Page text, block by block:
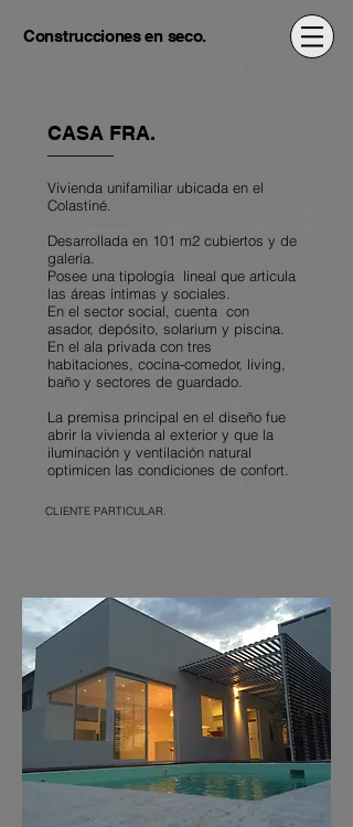
Construcciones en seco.
CASA FRA.
Vivienda unifamiliar ubicada en el
Colastiné.
Desarrollada en 101 m2 cubiertos y de
galería.
Posee una tipología lineal que articula
las áreas íntimas y sociales.
En el sector social, cuenta con
asador, depósito, solarium y piscina.
En el ala privada con tres
habitaciones, cocina-comedor, living,
baño y sectores de guardado.
La premisa principal en el diseño fue
abrir la vivienda al exterior y que la
iluminación y ventilación natural
optimicen las condiciones de confort.
CLIENTE PARTICULAR.